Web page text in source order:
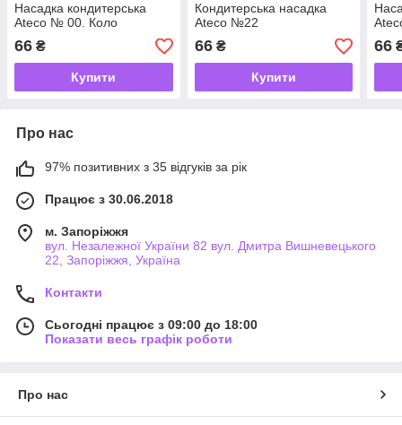
Насадка кондитерська
Ateco № 00. Коло
66 ₴
Купити
Кондитерська насадка
Ateco №22
66₴
Купити
66
Про нас
97% позитивних з 35 відгуків за рік
Працює з 30.06.2018
м. Запоріжжя
вул. Незалежної України 82 вул. Дмитра Вишневецького
22, Запоріжжя, Україна
Контакти
Сьогодні працює з 09:00 до 18:00
Показати весь графік роботи
Про нас